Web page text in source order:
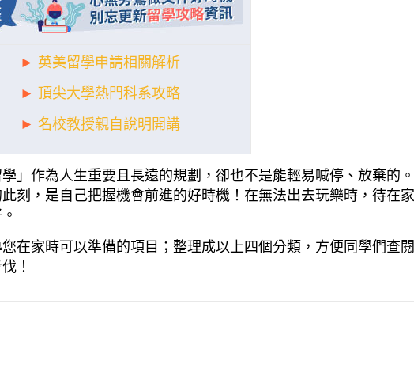
► 英美留學申請相關解析
► 頂尖大學熱門科系攻略
► 名校教授親自說明開講
」作為人生重要且長遠的規劃，卻也不是能輕易喊停、放棄的
刻，是自己把握機會前進的好時機！在無法出去玩樂時，待在
您在家時可以準備的項目；整理成以上四個分類，方便同學們查
！